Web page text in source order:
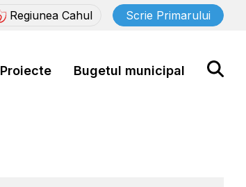
Regiunea Cahul Scrie Primarului
Proiecte Bugetul municipal